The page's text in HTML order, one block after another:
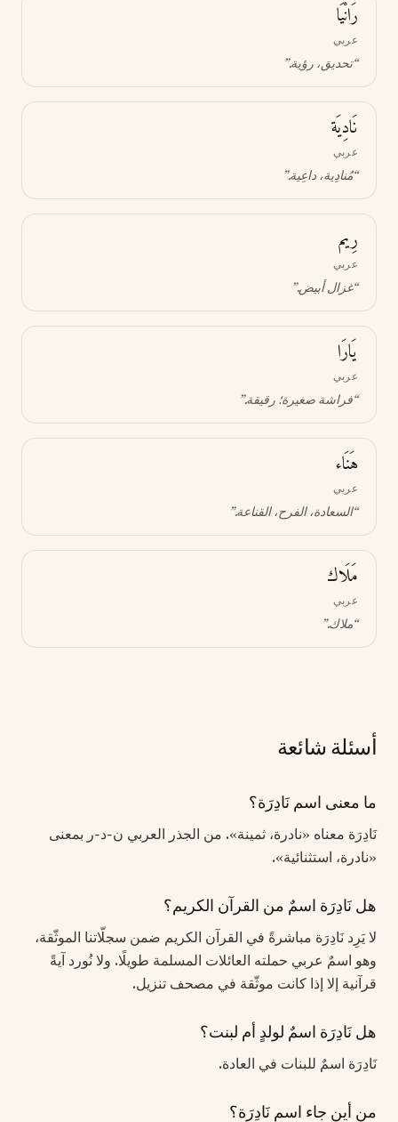
رَانْيَا
عربي
“تحديق، رؤية.”
نَادِيَة
عربي
“مُنادِية، داعِية.”
رِيم
عربي
“غزال أبيض.”
يَارَا
عربي
“فراشة صغيرة؛ رقيقة.”
هَنَاء
عربي
“السعادة، الفرح، القناعة.”
مَلَاك
عربي
“ملاك.”
أسئلة شائعة
ما معنى اسم نَادِرَة؟
نَادِرَة معناه «نادرة، ثمينة». من الجذر العربي ن-د-ر بمعنى
«نادرة، استثنائية».
هل نَادِرَة اسمٌ من القرآن الكريم؟
لا يَرِد نَادِرَة مباشرةً في القرآن الكريم ضمن سجلّاتنا الموثّقة،
وهو اسمٌ عربي حملته العائلات المسلمة طويلًا. ولا نُورد آيةً
قرآنية إلا إذا كانت موثّقة في مصحف تنزيل.
هل نَادِرَة اسمٌ لولدٍ أم لبنت؟
نَادِرَة اسمٌ للبنات في العادة.
من أين جاء اسم نَادِرَة؟